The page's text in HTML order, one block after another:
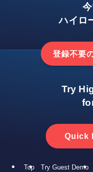
ハイロ
登録不要
Try
Quick
Top Try Guest Demo